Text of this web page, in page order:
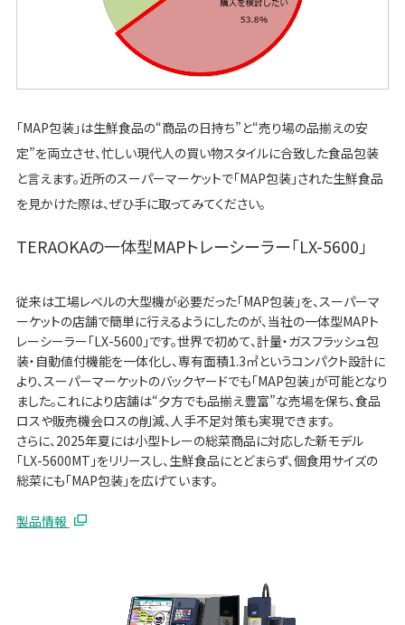
「MAP包装」は生鮮食品の“商品の日持ち”と“売り場の品揃えの安
定”を両立させ、忙しい現代人の買い物スタイルに合致した食品包装
と言えます。近所のスーパーマーケットで「MAP包装」された生鮮食品
を見かけた際は、ぜひ手に取ってみてください。
TERAOKAの一体型MAPトレーシーラー「LX-5600」
従来は工場レベルの大型機が必要だった「MAP包装」を、スーパーマ
ーケットの店舗で簡単に行えるようにしたのが、当社の一体型MAPト
レーシーラー「LX-5600」です。世界で初めて、計量・ガスフラッシュ包
装・自動値付機能を一体化し、専有面積1.3㎡というコンパクト設計に
より、スーパーマーケットのバックヤードでも「MAP包装」が可能となり
ました。これにより店舗は“夕方でも品揃え豊富”な売場を保ち、食品
ロスや販売機会ロスの削減、人手不足対策も実現できます。
さらに、2025年夏には小型トレーの総菜商品に対応した新モデル
「LX-5600MT」をリリースし、生鮮食品にとどまらず、個食用サイズの
総菜にも「MAP包装」を広げています。
製品情報